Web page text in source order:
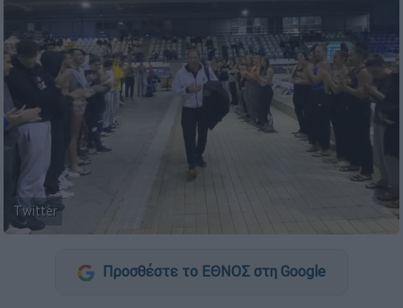
Twitter
Προσθέστε το ΕΘΝΟΣ στη Google